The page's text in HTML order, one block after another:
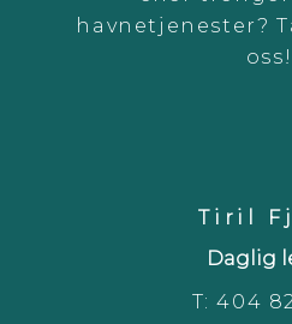
havnetjenester?
oss!
Tiril
Daglig
T:404